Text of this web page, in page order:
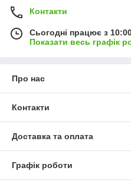
Контакти
Сьогодні працює з
Показати весь графік
Про нас
Контакти
Доставка та оплата
Графік роботи